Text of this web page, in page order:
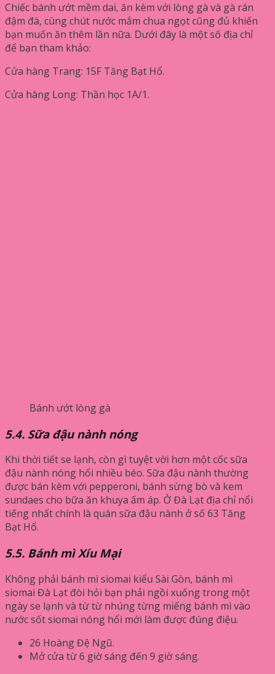
Chiếc bánh ướt mềm dai, ăn kèm với lòng gà và gà rán
đậm đà, cùng chút nước mắm chua ngọt cũng đủ khiến
bạn muốn ăn thêm lần nữa. Dưới đây là một số địa chỉ
để bạn tham khảo:
Cửa hàng Trang: 15F Tăng Bạt Hổ.
Cửa hàng Long: Thần học 1A/1.
Bánh ướt lòng gà
5.4. Sữa đậu nành nóng
Khi thời tiết se lạnh, còn gì tuyệt vời hơn một cốc sữa
đậu nành nóng hổi nhiều béo. Sữa đậu nành thường
được bán kèm với pepperoni, bánh sừng bò và kem
sundaes cho bữa ăn khuya ấm áp. Ở Đà Lạt địa chỉ nổi
tiếng nhất chính là quán sữa đậu nành ở số 63 Tăng
Bạt Hổ.
5.5. Bánh mì Xíu Mại
Không phải bánh mì siomai kiểu Sài Gòn, bánh mì
siomai Đà Lạt đòi hỏi bạn phải ngồi xuống trong một
ngày se lạnh và từ từ nhúng từng miếng bánh mì vào
nước sốt siomai nóng hổi mới làm được đúng điệu.
26 Hoàng Đệ Ngũ.
Mở cửa từ 6 giờ sáng đến 9 giờ sáng.